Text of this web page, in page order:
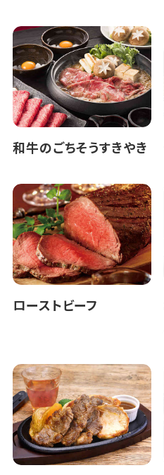
和牛のごちそうすきやき
ローストビーフ